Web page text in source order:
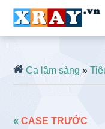
Ca lâm sàng »
«CASE TRƯỚC